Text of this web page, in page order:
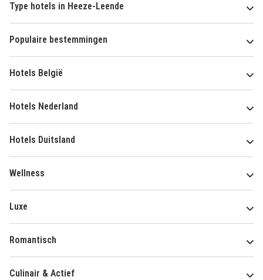
Type hotels in Heeze-Leende
Populaire bestemmingen
Hotels België
Hotels Nederland
Hotels Duitsland
Wellness
Luxe
Romantisch
Culinair & Actief